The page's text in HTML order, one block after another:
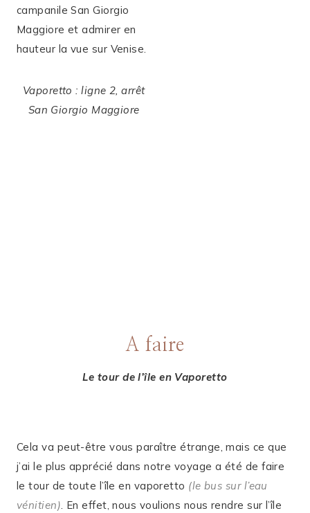
campanile San Giorgio
Maggiore et admirer en
hauteur la vue sur Venise.
Vaporetto : ligne 2, arrêt
San Giorgio Maggiore
A faire
Le tour de l’île en Vaporetto
Cela va peut-être vous paraître étrange, mais ce que
j’ai le plus apprécié dans notre voyage a été de faire
le tour de toute l’île en vaporetto (le bus sur l’eau
vénitien). En effet, nous voulions nous rendre sur l’île